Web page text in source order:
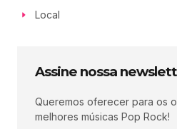
Local
Assine nossa
Queremos oferecer para os
melhores músicas Pop Rock!